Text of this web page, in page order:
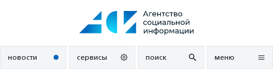
новости сервисы поиск меню